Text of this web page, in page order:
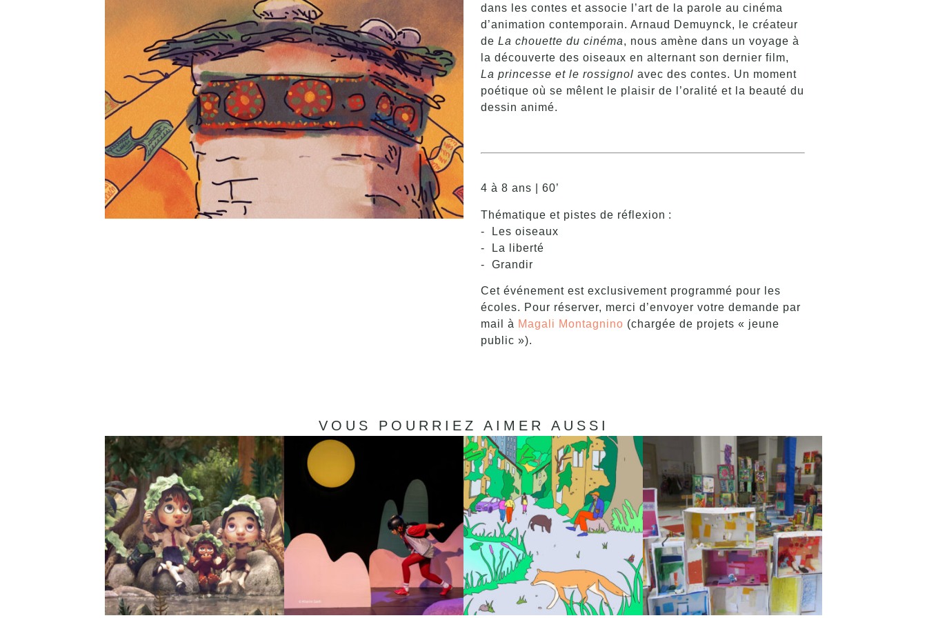
dans les contes et associe l’art de la parole au cinéma
d’animation contemporain. Arnaud Demuynck, le créateur
de La chouette du cinéma, nous amène dans un voyage à
la découverte des oiseaux en alternant son dernier film,
La princesse et le rossignol avec des contes. Un moment
poétique où se mêlent le plaisir de l’oralité et la beauté du
dessin animé.
4 à 8 ans | 60’
Thématique et pistes de réflexion :
- Les oiseaux
- La liberté
- Grandir
Cet événement est exclusivement programmé pour les
écoles. Pour réserver, merci d’envoyer votre demande par
mail à Magali Montagnino (chargée de projets « jeune
public »).
VOUS POURRIEZ AIMER AUSSI